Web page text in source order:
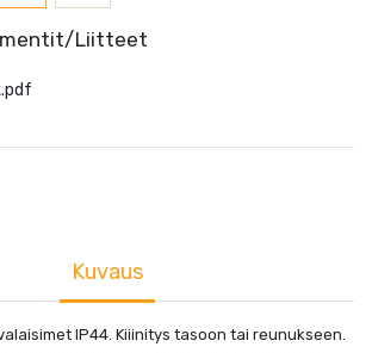
Liitteet
Kuvaus
IP44. Kiiinitys tasoon tai reunukseen.